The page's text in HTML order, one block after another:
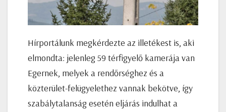
Hírportálunk megkérdezte az illetékest is, aki
elmondta: jelenleg 59 térfigyelő kamerája van
Egernek, melyek a rendőrséghez és a
közterület-felügyelethez vannak bekötve, így
szabálytalanság esetén eljárás indulhat a